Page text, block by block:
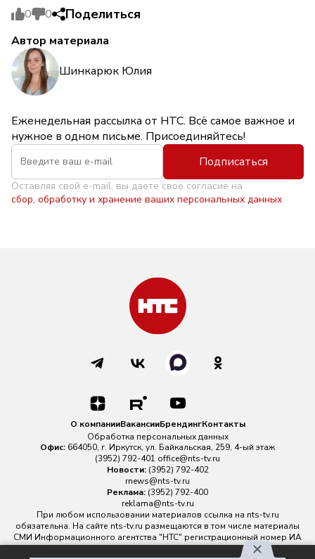
0 0 Поделиться
Автор материала
Шинкарюк Юлия
Еженедельная рассылка от НТС. Всё самое важное и
нужное в одном письме. Присоединяйтесь!
Подписаться
Оставляя свой e-mail, вы даете свое согласие на
сбор, обработку и хранение ваших персональных данных
О компанииВакансииБрендингКонтакты
Обработка персональных данных
Офис: 664050, г. Иркутск, ул. Байкальская, 259, 4-ый этаж
(3952) 792-401 office@nts-tv.ru
Новости: (3952) 792-402
rnews@nts-tv.ru
Реклама: (3952) 792-400
reklama@nts-tv.ru
При любом использовании материалов ссылка на nts-tv.ru
обязательна. На сайте nts-tv.ru размещаются в том числе материалы
СМИ Информационного агентства "НТС" регистрационный номер ИА
№ ФС 77 - 88763 зарегистрировано Федеральной службой по